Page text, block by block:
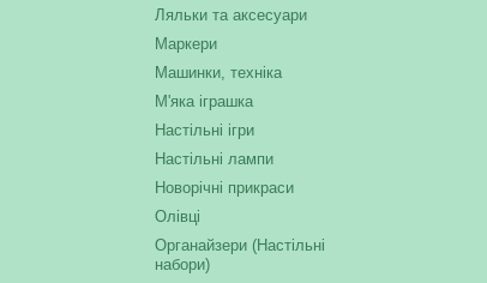
Ляльки та аксесуари
Маркери
Машинки, техніка
М'яка іграшка
Настільні ігри
Настільні лампи
Новорічні прикраси
Олівці
Органайзери (Настільні
набори)